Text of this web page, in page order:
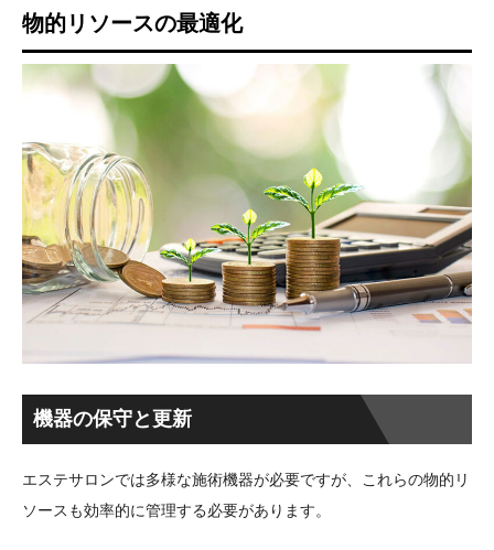
物的リソースの最適化
機器の保守と更新
エステサロンでは多様な施術機器が必要ですが、これらの物的リ
ソースも効率的に管理する必要があります。